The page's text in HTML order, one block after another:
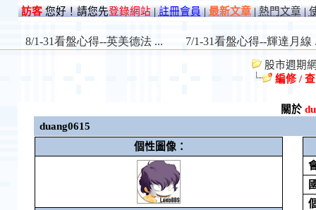
訪客您好！請您先登錄網站|註冊會員|最新文章|熱門文章|
股市週期
編修 /
關於
duang0615
個性圖像：